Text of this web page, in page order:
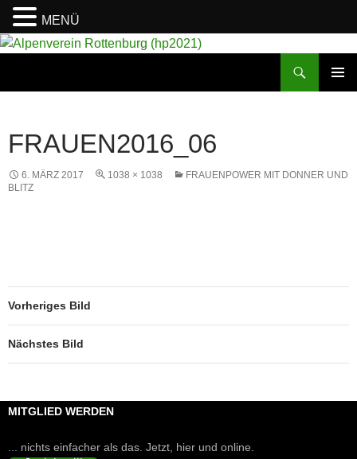
FRAUEN2016_06
6. MÄRZ 2017 1038 × 1038
FRAUENPOWER MIT DONNER UND
BLITZ
Vorheriges Bild
Nächstes Bild
MITGLIED WERDEN
... nichts einfacher als das. Jetzt, hier und online.
MENÜ